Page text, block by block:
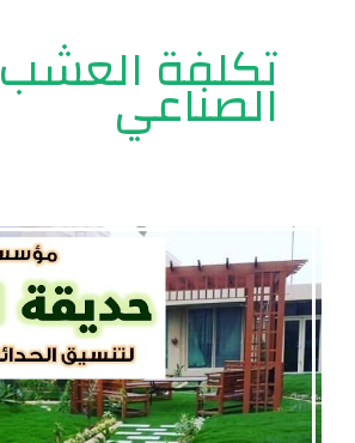
تكلفة العشب
الصناعي
تنسيق
حدائق
بالعشب
الصناعي
|
0560048269